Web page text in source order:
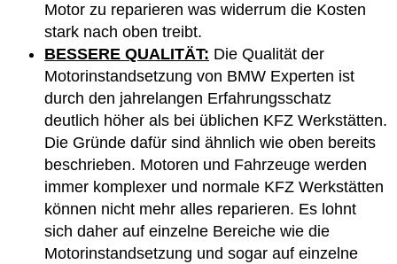
Motor zu reparieren was widerrum die Kosten
stark nach oben treibt.
BESSERE QUALITÄT: Die Qualität der
Motorinstandsetzung von BMW Experten ist
durch den jahrelangen Erfahrungsschatz
deutlich höher als bei üblichen KFZ Werkstätten.
Die Gründe dafür sind ähnlich wie oben bereits
beschrieben. Motoren und Fahrzeuge werden
immer komplexer und normale KFZ Werkstätten
können nicht mehr alles reparieren. Es lohnt
sich daher auf einzelne Bereiche wie die
Motorinstandsetzung und sogar auf einzelne